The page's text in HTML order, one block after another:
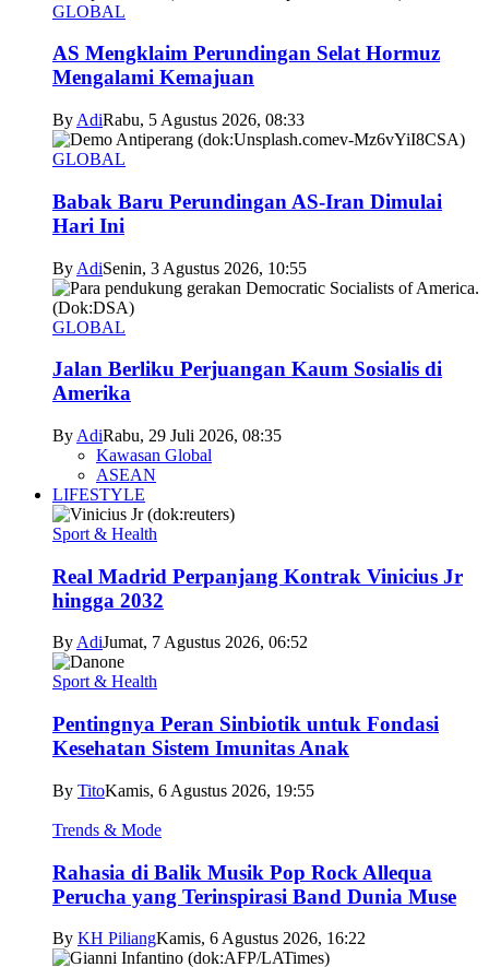
GLOBAL
AS Mengklaim Perundingan Selat Hormuz
Mengalami Kemajuan
By AdiRabu, 5 Agustus 2026, 08:33
GLOBAL
Babak Baru Perundingan AS-Iran Dimulai
Hari Ini
By AdiSenin, 3 Agustus 2026, 10:55
GLOBAL
Jalan Berliku Perjuangan Kaum Sosialis di
Amerika
By AdiRabu, 29 Juli 2026, 08:35
Kawasan Global
ASEAN
LIFESTYLE
Sport & Health
Real Madrid Perpanjang Kontrak Vinicius Jr
hingga 2032
ByAdiJumat, 7 Agustus 2026, 06:52
Sport & Health
Pentingnya Peran Sinbiotik untuk Fondasi
Kesehatan Sistem Imunitas Anak
By TitoKamis, 6 Agustus 2026, 19:55
Trends & Mode
Rahasia di Balik Musik Pop Rock Allequa
Perucha yang Terinspirasi Band Dunia Muse
By KH PiliangKamis, 6 Agustus 2026, 16:22